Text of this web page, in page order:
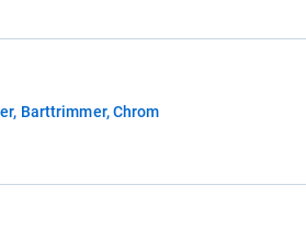
Barttrimmer, Chrom